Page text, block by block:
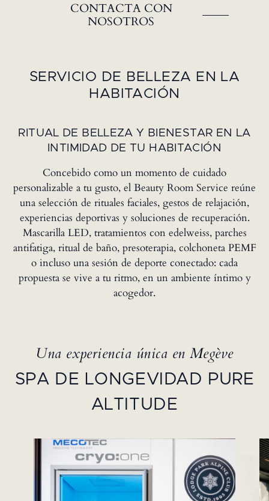
CONTACTA CON
NOSOTROS
SERVICIO DE BELLEZA EN LA
HABITACIÓN
RITUAL DE BELLEZA Y BIENESTAR EN LA
INTIMIDAD DE TU HABITACIÓN
Concebido como un momento de cuidado
personalizable a tu gusto, el Beauty Room Service reúne
una selección de rituales faciales, gestos de relajación,
experiencias deportivas y soluciones de recuperación.
Mascarilla LED, tratamientos con edelweiss, parches
antifatiga, ritual de baño, presoterapia, colchoneta PEMF
o incluso una sesión de deporte conectado: cada
propuesta se vive a tu ritmo, en un ambiente íntimo y
acogedor.
Una experiencia única en Megève
SPA DE LONGEVIDAD PURE
ALTITUDE